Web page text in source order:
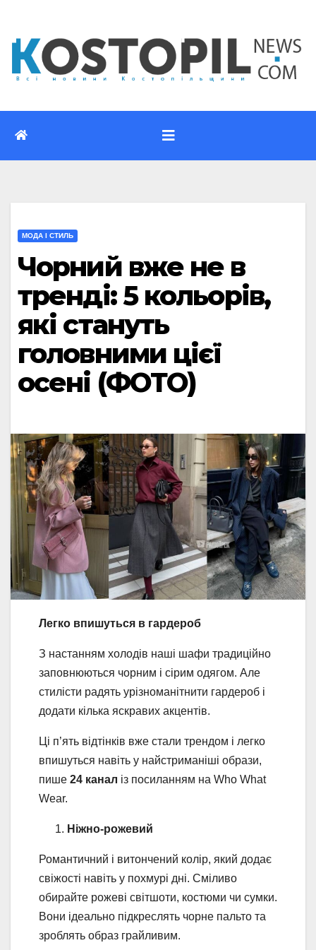
вмісту
МОДА І СТИЛЬ
Чорний вже не в
тренді: 5 кольорів,
які стануть
головними цієї
осені (ФОТО)
Легко впишуться в гардероб
З настанням холодів наші шафи традиційно
заповнюються чорним і сірим одягом. Але
стилісти радять урізноманітнити гардероб і
додати кілька яскравих акцентів.
Ці п’ять відтінків вже стали трендом і легко
впишуться навіть у найстриманіші образи,
пише 24 канал із посиланням на Who What
Wear.
Ніжно-рожевий
Романтичний і витончений колір, який додає
свіжості навіть у похмурі дні. Сміливо
обирайте рожеві світшоти, костюми чи сумки.
Вони ідеально підкреслять чорне пальто та
зроблять образ грайливим.